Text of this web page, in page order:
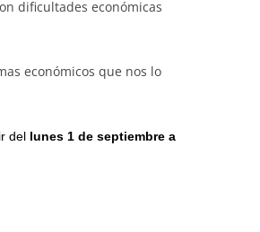
dificultades económicas
económicos que nos lo
del lunes 1 de septiembre a